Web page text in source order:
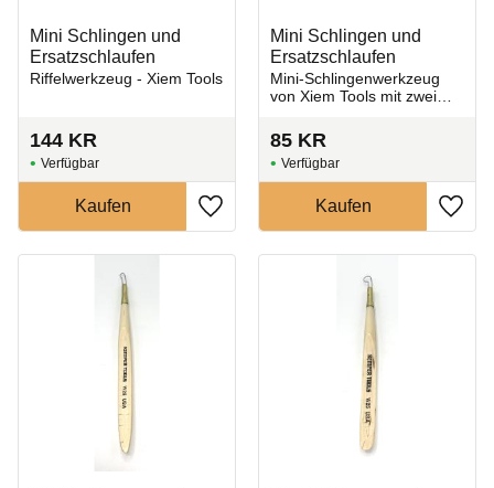
Mini Schlingen und
Ersatzschlaufen
Riffelwerkzeug - Xiem Tools
144 KR
Zu Favoriten hinzufügen
Mini Schlingen und
Ersatzschlaufen
Mini-Schlingenwerkzeug
von Xiem Tools mit zwei
Schlingenspitzen
85 KR
Zu